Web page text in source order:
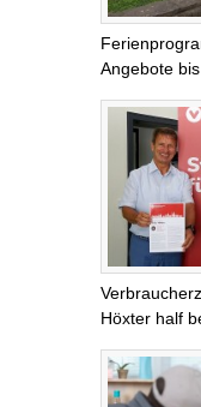
Angebote
Höxter half